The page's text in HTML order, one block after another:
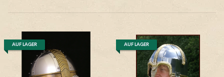
AUF LAGER AUF LAGER